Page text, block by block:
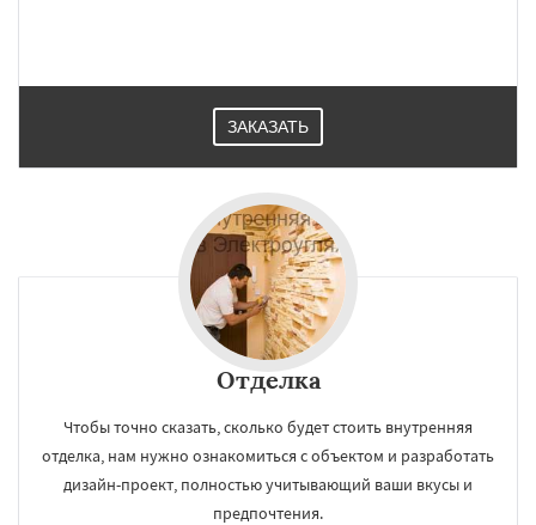
ЗАКАЗАТЬ
Отделка
Чтобы точно сказать, сколько будет стоить внутренняя
отделка, нам нужно ознакомиться с объектом и разработать
дизайн-проект, полностью учитывающий ваши вкусы и
предпочтения.